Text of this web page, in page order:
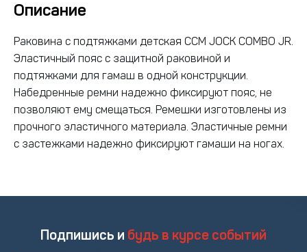
Описание
Раковина с подтяжками детская CCM JOCK COMBO JR.
Эластичный пояс с защитной раковиной и
подтяжками для гамаш в одной конструкции.
Набедренные ремни надежно фиксируют пояс, не
позволяют ему смещаться. Ремешки изготовлены из
прочного эластичного материала. Эластичные ремни
с застежками надежно фиксируют гамаши на ногах.
Подпишись и будь в курсе событий